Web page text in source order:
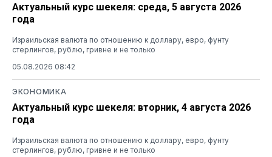
Актуальный курс шекеля: среда, 5 августа 2026
года
Израильская валюта по отношению к доллару, евро, фунту
стерлингов, рублю, гривне и не только
05.08.2026 08:42
ЭКОНОМИКА
Актуальный курс шекеля: вторник, 4 августа 2026
года
Израильская валюта по отношению к доллару, евро, фунту
стерлингов, рублю, гривне и не только